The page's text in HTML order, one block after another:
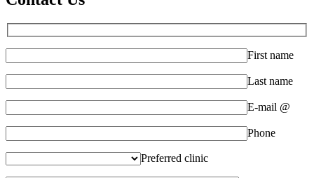
First name
Last name
E-mail @
Phone
Preferred clinic